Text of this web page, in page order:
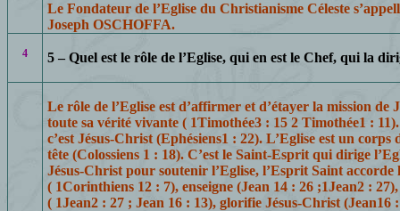
Le Fondateur de l’Eglise du Christianisme Céleste
Joseph OSCHOFFA.
4 5 – Quel est le rôle de l’Eglise, qui en est le Chef, qui la
Le rôle de l’Eglise est d’affirmer et d’étayer la mission de
toute sa vérité vivante ( 1Timothée3: 15 2 Timothée1 :
c’est Jésus-Christ (Ephésiens1 : 22). L’Eglise est un
tête (Colossiens1 : 18). C’est le Saint-Esprit qui dirige
Jésus-Christ pour soutenir l’Eglise, l’Esprit Saint accorde
( 1Corinthiens12 : 7), enseigne (Jean 14 : 26 ;1Jean2 :
( 1Jean2 : 27 ; Jean 16 : 13), glorifie Jésus-Christ (Jean16